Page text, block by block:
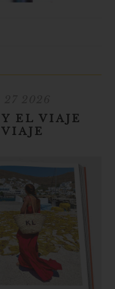
EL VIAJE